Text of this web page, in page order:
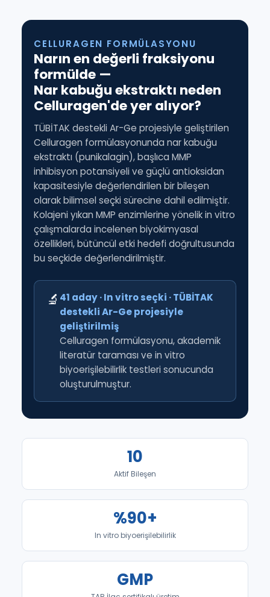
CELLURAGEN FORMÜLASYONU
Narın en değerli fraksiyonu
formülde —
Nar kabuğu ekstraktı neden
Celluragen'de yer alıyor?
TÜBİTAK destekli Ar-Ge projesiyle geliştirilen
Celluragen formülasyonunda nar kabuğu
ekstraktı (punikalagin), başlıca MMP
inhibisyon potansiyeli ve güçlü antioksidan
kapasitesiyle değerlendirilen bir bileşen
olarak bilimsel seçki sürecine dahil edilmiştir.
Kolajeni yıkan MMP enzimlerine yönelik in vitro
çalışmalarda incelenen biyokimyasal
özellikleri, bütüncül etki hedefi doğrultusunda
bu seçkide değerlendirilmiştir.
🔬 41 aday · In vitro seçki · TÜBİTAK
destekli Ar-Ge projesiyle
geliştirilmiş
Celluragen formülasyonu, akademik
literatür taraması ve in vitro
biyoerişilebilirlik testleri sonucunda
oluşturulmuştur.
10
Aktif Bileşen
%90+
In vitro biyoerişilebilirlik
GMP